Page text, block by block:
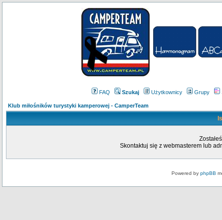
FAQ Szukaj Użytkownicy Grupy
Klub miłośników turystyki kamperowej - CamperTeam
Skontaktuj się z webmasterem lub
Powered by phpBB